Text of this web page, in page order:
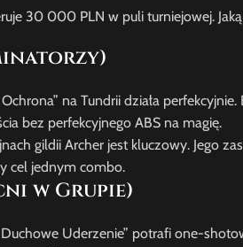
30 000 PLN w puli turniejowej.
na Tundrii działa
bez perfekcyjnego ABS na magię.
gildii Archer jest kluczowy. Jego
cel jednym combo.
w Grupie)
Uderzenie” potrafi one-